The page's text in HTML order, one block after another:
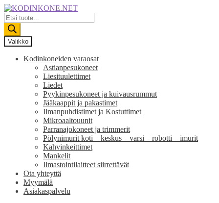
Siirry
navigointiin
Siirry
sisältöön
Products
search
Valikko
Kodinkoneiden varaosat
Astianpesukoneet
Liesituulettimet
Liedet
Pyykinpesukoneet ja kuivausrummut
Jääkaappit ja pakastimet
Ilmanpuhdistimet ja Kostuttimet
Mikroaaltouunit
Parranajokoneet ja trimmerit
Pölynimurit koti – keskus – varsi – robotti – imurit
Kahvinkeittimet
Mankelit
Ilmastointilaitteet siirrettävät
Ota yhteyttä
Myymälä
Asiakaspalvelu